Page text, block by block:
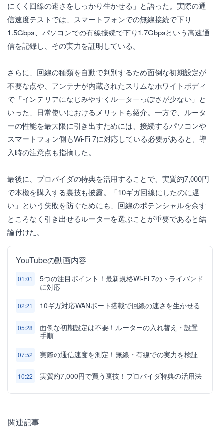
にくく回線の速さをしっかり生かせる」と語った。実際の通
信速度テストでは、スマートフォンでの無線接続で下り
1.5Gbps、パソコンでの有線接続で下り1.7Gbpsという高速通
信を記録し、その実力を証明している。
さらに、回線の種類を自動で判別するため面倒な初期設定が
不要な点や、アンテナが内蔵されたスリムなホワイトボディ
で「インテリアになじみやすくルーターっぽさが少ない」と
いった、日常使いにおけるメリットも紹介。一方で、ルータ
ーの性能を最大限に引き出すためには、接続するパソコンや
スマートフォン側もWi-Fi 7に対応している必要があると、導
入時の注意点も指摘した。
最後に、プロバイダの特典を活用することで、実質約7,000円
で本機を購入する裏技も披露。「10ギガ回線にしたのに遅
い」という失敗を防ぐためにも、回線のポテンシャルを余す
ところなく引き出せるルーターを選ぶことが重要であると結
論付けた。
YouTubeの動画内容
01:01
5つの注目ポイント！最新規格Wi-Fi 7のトライバンド
に対応
02:21 10ギガ対応WANポート搭載で回線の速さを生かせる
05:28
面倒な初期設定は不要！ルーターの入れ替え・設置
手順
07:52 実際の通信速度を測定！無線・有線での実力を検証
10:22 実質約7,000円で買う裏技！プロバイダ特典の活用法
関連記事